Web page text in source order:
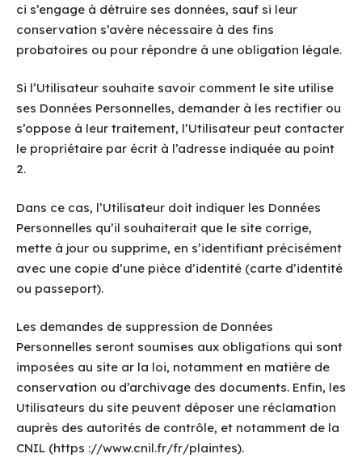
ci s’engage à détruire ses données, sauf si leur
conservation s’avère nécessaire à des fins
probatoires ou pour répondre à une obligation légale.
Si l’Utilisateur souhaite savoir comment le site utilise
ses Données Personnelles, demander à les rectifier ou
s’oppose à leur traitement, l’Utilisateur peut contacter
le propriétaire par écrit à l’adresse indiquée au point
2.
Dans ce cas, l’Utilisateur doit indiquer les Données
Personnelles qu’il souhaiterait que le site corrige,
mette à jour ou supprime, en s’identifiant précisément
avec une copie d’une pièce d’identité (carte d’identité
ou passeport).
Les demandes de suppression de Données
Personnelles seront soumises aux obligations qui sont
imposées au site ar la loi, notamment en matière de
conservation ou d’archivage des documents. Enfin, les
Utilisateurs du site peuvent déposer une réclamation
auprès des autorités de contrôle, et notamment de la
CNIL (https ://www.cnil.fr/fr/plaintes).